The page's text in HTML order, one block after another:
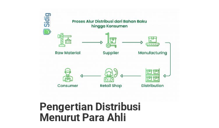
Pengertian Distribusi
Menurut Para Ahli